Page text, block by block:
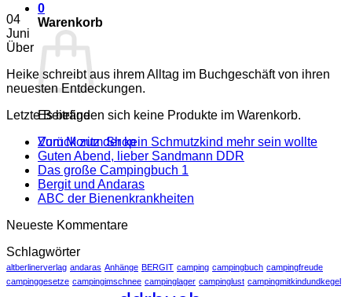
0
Warenkorb
Es befinden sich keine Produkte im Warenkorb.
Zurück zum Shop
04
Juni
Über
Heike schreibt aus ihrem Alltag im Buchgeschäft von ihren
neuesten Entdeckungen.
Letzte Beiträge
Vom Moritz der kein Schmutzkind mehr sein wollte
Guten Abend, lieber Sandmann DDR
Das große Campingbuch 1
Bergit und Andaras
ABC der Bienenkrankheiten
Neueste Kommentare
Schlagwörter
altberlinerverlag andaras Anhänge BERGIT camping campingbuch campingfreude
campinggesetze campingimschnee campinglager campinglust campingmitkindundkegel